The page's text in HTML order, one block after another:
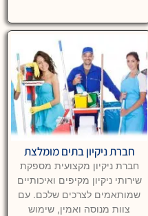
חברת ניקיון בתים מומלצת
חברת ניקיון מקצועית מספקת
שירותי ניקיון מקיפים ואיכותיים
שמותאמים לצרכים שלכם. עם
צוות מנוסה ואמין, שימוש